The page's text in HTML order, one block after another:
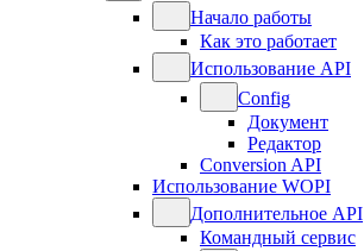
Начало работы
Как это работает
Использование API
Config
Документ
Редактор
Conversion API
Использование WOPI
Дополнительное API
Командный сервис